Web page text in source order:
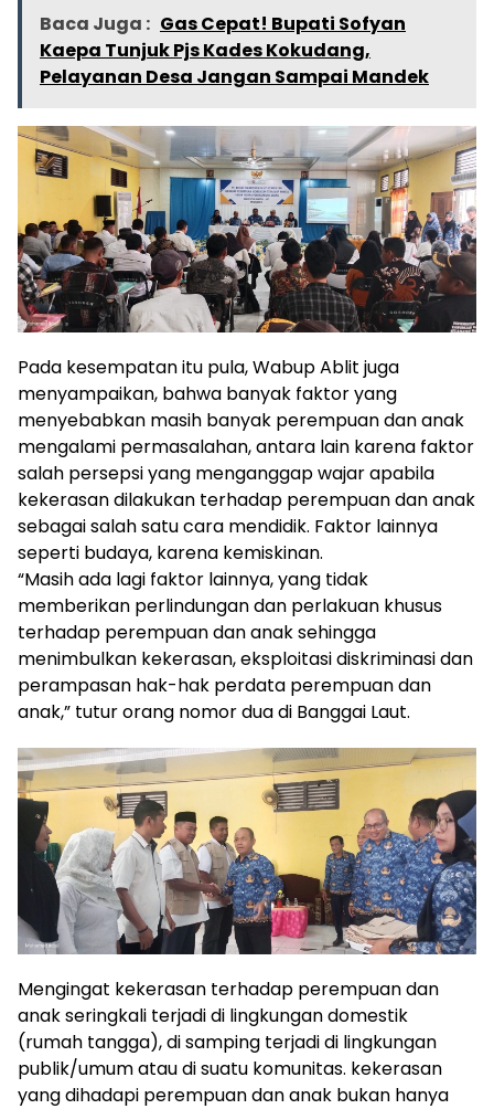
Baca Juga : Gas Cepat! Bupati Sofyan
Kaepa Tunjuk Pjs Kades Kokudang,
Pelayanan Desa Jangan Sampai Mandek
Pada kesempatan itu pula, Wabup Ablit juga
menyampaikan, bahwa banyak faktor yang
menyebabkan masih banyak perempuan dan anak
mengalami permasalahan, antara lain karena faktor
salah persepsi yang menganggap wajar apabila
kekerasan dilakukan terhadap perempuan dan anak
sebagai salah satu cara mendidik. Faktor lainnya
seperti budaya, karena kemiskinan.
“Masih ada lagi faktor lainnya, yang tidak
memberikan perlindungan dan perlakuan khusus
terhadap perempuan dan anak sehingga
menimbulkan kekerasan, eksploitasi diskriminasi dan
perampasan hak-hak perdata perempuan dan
anak,” tutur orang nomor dua di Banggai Laut.
Mengingat kekerasan terhadap perempuan dan
anak seringkali terjadi di lingkungan domestik
(rumah tangga), di samping terjadi di lingkungan
publik/umum atau di suatu komunitas. kekerasan
yang dihadapi perempuan dan anak bukan hanya